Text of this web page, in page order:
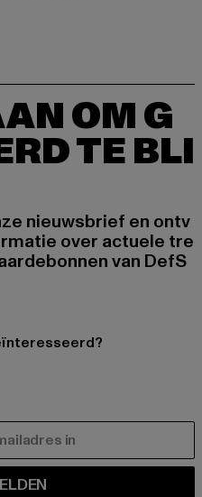
OM G
TE BLI
nieuwsbrief en ontv
over actuele tre
van DefS